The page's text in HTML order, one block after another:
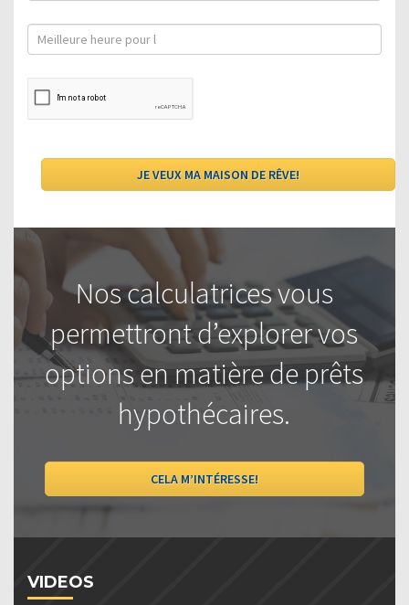
Nos calculatrices vous
permettront d’explorer vos
options en matière de prêts
hypothécaires.
CELA M’INTÉRESSE!
VIDEOS